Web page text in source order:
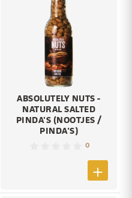
ABSOLUTELY NUTS -
NATURAL SALTED
PINDA'S (NOOTJES /
PINDA'S)
0